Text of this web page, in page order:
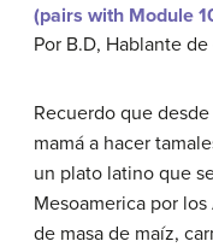
(pairs with Module
Por B.D, Hablante
Recuerdo que
mamá a hacer
un plato latino que
Mesoamerica por
de masa de maíz,